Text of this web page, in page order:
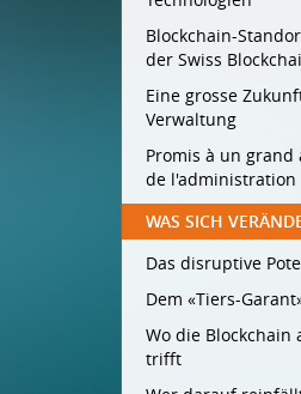
Blockchain-
der Swiss
Eine grosse
Verwaltung
Promis à un grand
de l'administration
WAS SICH
Das disruptive
Dem «Tiers-
Wo die Blockchain
trifft